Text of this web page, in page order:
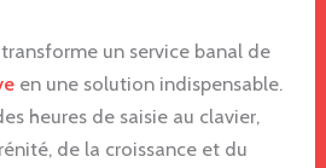
un service banal de
en une solution indispensable.
heures de saisie au clavier,
de la croissance et du